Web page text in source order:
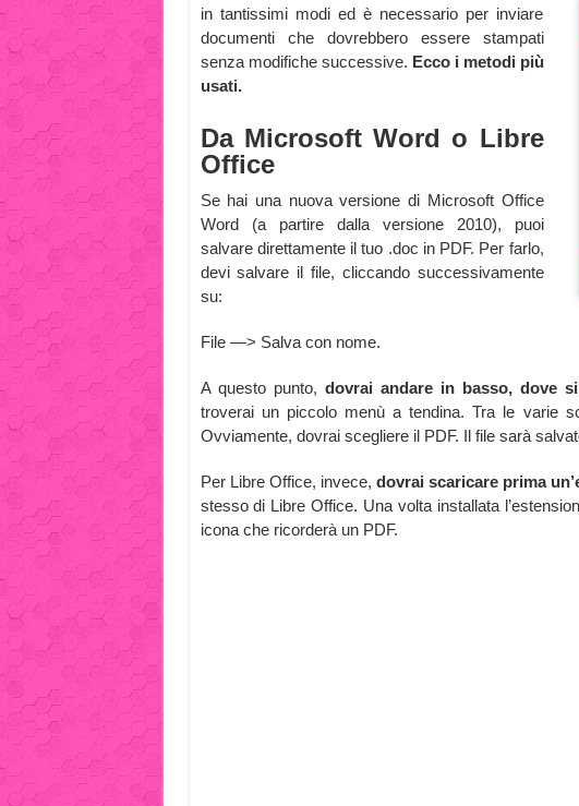
in tantissimi modi ed è necessario per inviare
documenti che dovrebbero essere stampati
senza modifiche successive. Ecco i metodi più
usati.
Da Microsoft Word o Libre
Office
Se hai una nuova versione di Microsoft Office
Word (a partire dalla versione 2010), puoi
salvare direttamente il tuo .doc in PDF. Per farlo,
devi salvare il file, cliccando successivamente
su:
File —> Salva con nome.
A questo punto, dovrai andare in basso, dove
troverai un piccolo menù a tendina. Tra le varie
Ovviamente, dovrai scegliere il PDF. Il file sarà
Per Libre Office, invece, dovrai scaricare prima
stesso di Libre Office. Una volta installata
icona che ricorderà un PDF.